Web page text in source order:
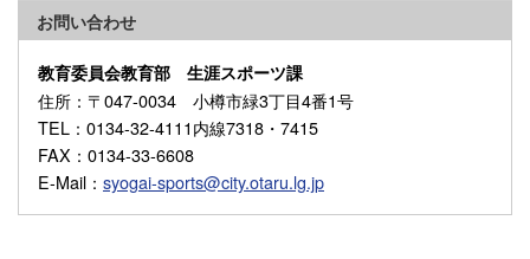
お問い合わせ
教育委員会教育部 生涯スポーツ課
住所 ：〒047-0034 小樽市緑3丁目4番1号
TEL ：0134-32-4111内線7318・7415
FAX ：0134-33-6608
E-Mail ： syogai-sports@city.otaru.lg.jp